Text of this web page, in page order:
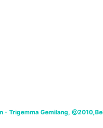
- Trigemma Gemilang,